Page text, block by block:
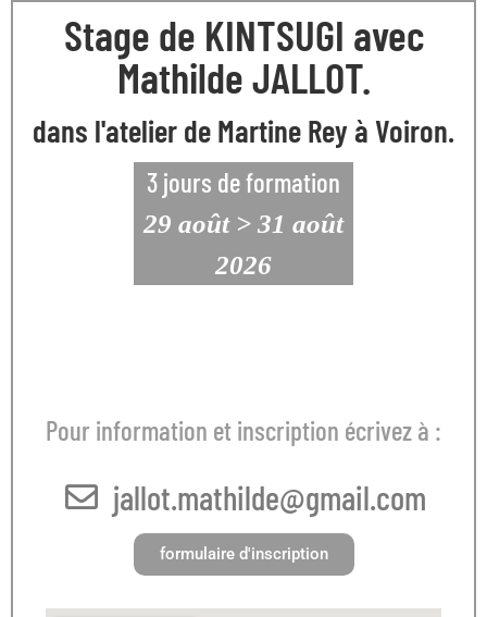
Stage de KINTSUGI avec
Mathilde JALLOT.
dans l'atelier de Martine Rey à Voiron.
3 jours de formation
29 août > 31 août
2026
Pour information et inscription écrivez à :
jallot.mathilde@gmail.com
formulaire d'inscription